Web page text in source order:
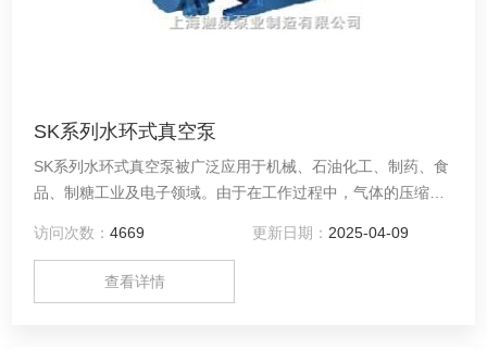
SK系列水环式真空泵
SK系列水环式真空泵被广泛应用于机械、石油化工、制药、食
品、制糖工业及电子领域。由于在工作过程中，气体的压缩过
所以其应用更加广泛。
访问次数：4669 更新日期： 2025-04-09
查看详情